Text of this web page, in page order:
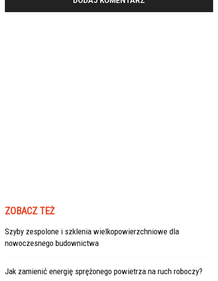
ZOBACZ TEŻ
Szyby zespolone i szklenia wielkopowierzchniowe dla
nowoczesnego budownictwa
Jak zamienić energię sprężonego powietrza na ruch roboczy?